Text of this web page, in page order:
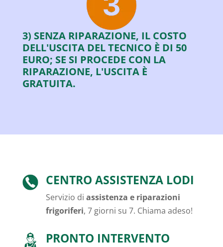
3) SENZA RIPARAZIONE, IL COSTO
DELL'USCITA DEL TECNICO È DI 50
EURO; SE SI PROCEDE CON LA
RIPARAZIONE, L'USCITA È
GRATUITA.
CENTRO ASSISTENZA LODI
Servizio di assistenza e riparazioni
frigoriferi, 7 giorni su 7. Chiama adeso!
PRONTO INTERVENTO